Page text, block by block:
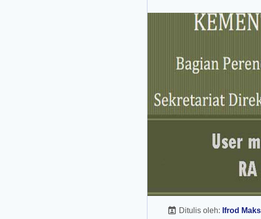
Ditulis oleh: Ifrod